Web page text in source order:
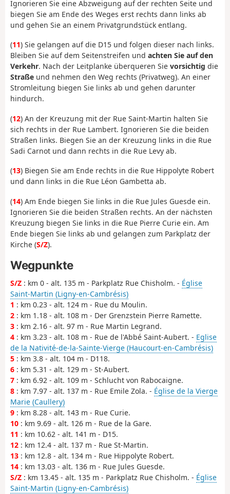
Ignorieren Sie eine Abzweigung auf der rechten Seite und
biegen Sie am Ende des Weges erst rechts dann links ab
und gehen Sie an einem Privatgrundstück entlang.
(11) Sie gelangen auf die D15 und folgen dieser nach links.
Bleiben Sie auf dem Seitenstreifen und achten Sie auf den
Verkehr. Nach der Leitplanke überqueren Sie vorsichtig die
Straße und nehmen den Weg rechts (Privatweg). An einer
Stromleitung biegen Sie links ab und gehen darunter
hindurch.
(12) An der Kreuzung mit der Rue Saint-Martin halten Sie
sich rechts in der Rue Lambert. Ignorieren Sie die beiden
Straßen links. Biegen Sie an der Kreuzung links in die Rue
Sadi Carnot und dann rechts in die Rue Levy ab.
(13) Biegen Sie am Ende rechts in die Rue Hippolyte Robert
und dann links in die Rue Léon Gambetta ab.
(14) Am Ende biegen Sie links in die Rue Jules Guesde ein.
Ignorieren Sie die beiden Straßen rechts. An der nächsten
Kreuzung biegen Sie links in die Rue Pierre Curie ein. Am
Ende biegen Sie links ab und gelangen zum Parkplatz der
Kirche (S/Z).
Wegpunkte
S/Z : km 0 - alt. 135 m - Parkplatz Rue Chisholm. - Église
Saint-Martin (Ligny-en-Cambrésis)
1 : km 0.23 - alt. 124 m - Rue du Moulin.
2 : km 1.18 - alt. 108 m - Der Grenzstein Pierre Ramette.
3 : km 2.16 - alt. 97 m - Rue Martin Legrand.
4 : km 3.23 - alt. 108 m - Rue de l'Abbé Saint-Aubert. - Eglise
de la Nativité-de-la-Sainte-Vierge (Haucourt-en-Cambrésis)
5 : km 3.8 - alt. 104 m - D118.
6 : km 5.31 - alt. 129 m - St-Aubert.
7 : km 6.92 - alt. 109 m - Schlucht von Rabocaigne.
8 : km 7.97 - alt. 137 m - Rue Emile Zola. - Église de la Vierge
Marie (Caullery)
9 : km 8.28 - alt. 143 m - Rue Curie.
10 : km 9.69 - alt. 126 m - Rue de la Gare.
11 : km 10.62 - alt. 141 m - D15.
12 : km 12.4 - alt. 137 m - Rue St-Martin.
13 : km 12.8 - alt. 134 m - Rue Hippolyte Robert.
14 : km 13.03 - alt. 136 m - Rue Jules Guesde.
S/Z : km 13.45 - alt. 135 m - Parkplatz Rue Chisholm. - Église
Saint-Martin (Ligny-en-Cambrésis)